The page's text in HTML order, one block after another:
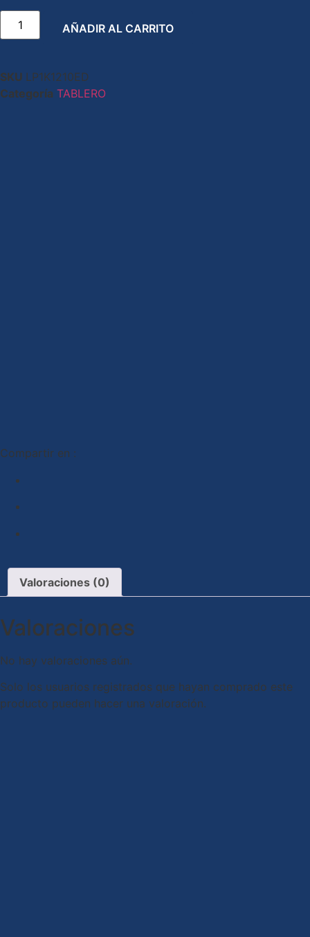
AÑADIR AL CARRITO
SKU LP1K1210ED
Categoría TABLERO
Compartir en :
Valoraciones (0)
Valoraciones
No hay valoraciones aún.
Solo los usuarios registrados que hayan comprado este
producto pueden hacer una valoración.